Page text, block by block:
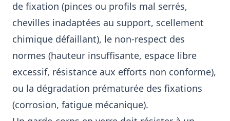
de fixation (pinces ou profils mal serrés,
chevilles inadaptées au support, scellement
chimique défaillant), le non-respect des
normes (hauteur insuffisante, espace libre
excessif, résistance aux efforts non conforme),
ou la dégradation prématurée des fixations
(corrosion, fatigue mécanique).